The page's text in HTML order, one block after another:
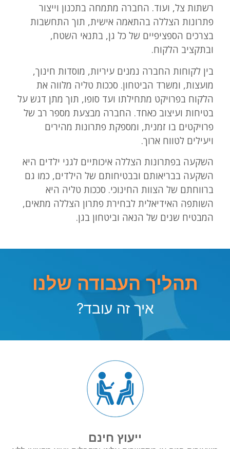
רשתות צל, ועוד. החברה מתמחה בתכנון וייצור
פתרונות הצללה בהתאמה אישית, תוך התחשבות
בצרכים הספציפיים של כל גן, בתנאי השטח,
ובתקציב הלקוח.
בין לקוחות החברה נמנים עיריות, מוסדות חינוך,
מועצות, ומשרד הביטחון. סככות טליה מלווה את
הלקוח בפרויקט מתחילתו ועד סופו, תוך מתן דגש על
בטיחות ועיצוב כאחד. החברה מבצעת מספר רב של
פרויקטים בו זמנית, ומספקת פתרונות מהירים
ויעילים לטווח ארוך.
השקעה בפתרונות הצללה איכותיים לגני ילדים היא
השקעה בבריאותם ובבטיחותם של הילדים, כמו גם
ברווחתם של הצוות החינוכי. סככות טליה היא
השותפה האידיאלית לבחירת פתרון הצללה מתאים,
המבטיח שנים של הנאה וביטחון בגן.
תהליך העבודה שלנו
איך זה עובד?
ייעוץ חינם